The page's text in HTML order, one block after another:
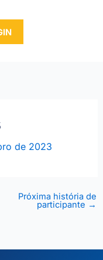
de 2023
Próxima história de
participante →